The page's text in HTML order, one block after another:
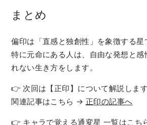
まとめ
偏印は「直感と独創性」を象徴する星
特に元命にある人は、自由な発想と感
れない生き方をします。
👉 次回は【正印】について解説します
関連記事はこちら → 正印の記事へ
👉 キャラで覚える通変星 一覧はこち